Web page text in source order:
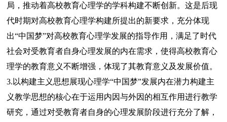
局，推动着高校教育心理学的学科构建不断创新。这是后现
代时期对高校教育心理学构建所提出的新要求，充分体现
出“中国梦”对高校教育心理学发展的指导作用，满足了时代
社会对受教育者自身心理发展的内在需求，使得高校教育心
理学的教育意义不断增强，体现了其教育意义及发展价值。
3.以构建主义思想展现心理学“中国梦”发展内在潜力构建主
义教学思想的核心在于运用内因与外因的相互作用进行教学
研究，通过对受教育者自身的心理发展阶段进行充分了解，